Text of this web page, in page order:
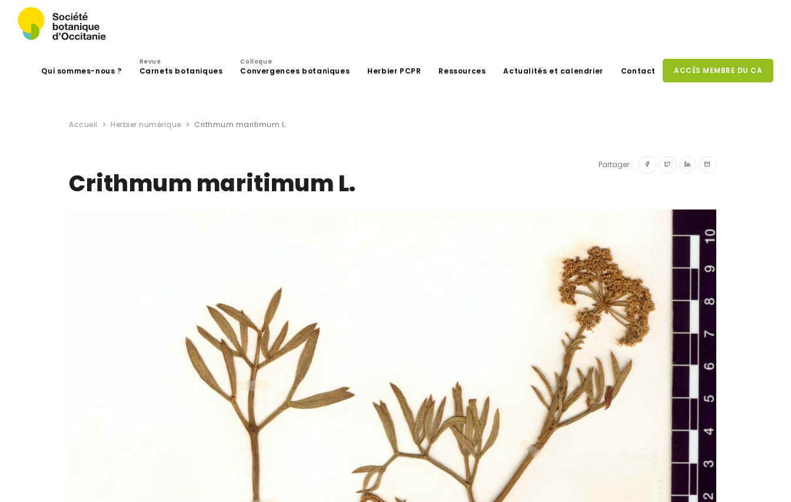
Qui sommes-nous ?
Revue
Carnets botaniques
Colloque
Convergences botaniques Herbier PCPR Ressources Actualités et calendrier Contact ACCÈS MEMBRE DU CA
Accueil Herbier numérique Crithmum maritimum L.
Partager :
Crithmum maritimum L.